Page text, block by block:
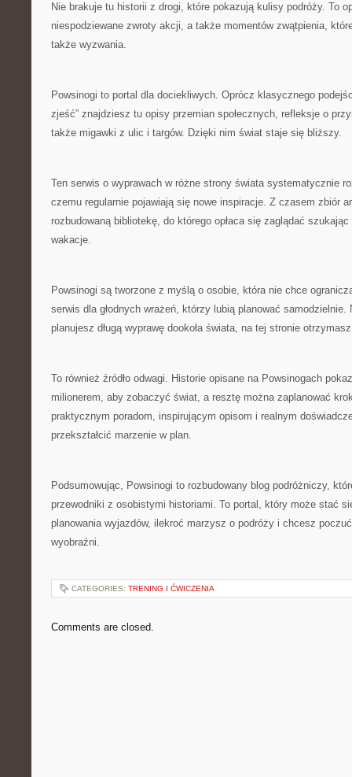
Nie brakuje tu historii z drogi, które pokazują kulisy podróży. To
niespodziewane zwroty akcji, a także momentów zwątpienia,
także wyzwania.
Powsinogi to portal dla dociekliwych. Oprócz klasycznego
zjeść” znajdziesz tu opisy przemian społecznych, refleksje o
także migawki z ulic i targów. Dzięki nim świat staje się bliższy.
Ten serwis o wyprawach w różne strony świata systematycznie
czemu regularnie pojawiają się nowe inspiracje. Z czasem zbiór
rozbudowaną bibliotekę, do którego opłaca się zaglądać szukając
wakacje.
Powsinogi są tworzone z myślą o osobie, która nie chce
serwis dla głodnych wrażeń, którzy lubią planować
planujesz długą wyprawę dookoła świata, na tej stronie
To również źródło odwagi. Historie opisane na Powsinogach
milionerem, aby zobaczyć świat, a resztę można zaplanować
praktycznym poradom, inspirującym opisom i realnym
przekształcić marzenie w plan.
Podsumowując, Powsinogi to rozbudowany blog podróżniczy,
przewodniki z osobistymi historiami. To portal, który może stać
planowania wyjazdów, ilekroć marzysz o podróży i chcesz
wyobraźni.
CATEGORIES: TRENING I ĆWICZENIA
Comments are closed.